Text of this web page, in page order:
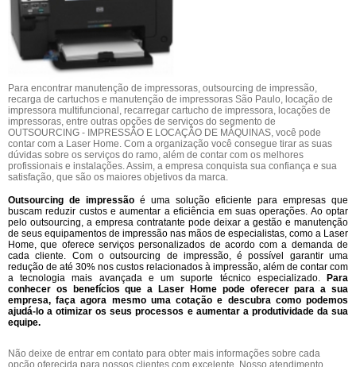
Para encontrar manutenção de impressoras, outsourcing de impressão,
recarga de cartuchos e manutenção de impressoras São Paulo, locação de
impressora multifuncional, recarregar cartucho de impressora, locações de
impressoras, entre outras opções de serviços do segmento de
OUTSOURCING - IMPRESSÃO E LOCAÇÃO DE MÁQUINAS, você pode
contar com a Laser Home. Com a organização você consegue tirar as suas
dúvidas sobre os serviços do ramo, além de contar com os melhores
profissionais e instalações. Assim, a empresa conquista sua confiança e sua
satisfação, que são os maiores objetivos da marca.
Outsourcing de impressão é uma solução eficiente para empresas que
buscam reduzir custos e aumentar a eficiência em suas operações. Ao optar
pelo outsourcing, a empresa contratante pode deixar a gestão e manutenção
de seus equipamentos de impressão nas mãos de especialistas, como a Laser
Home, que oferece serviços personalizados de acordo com a demanda de
cada cliente. Com o outsourcing de impressão, é possível garantir uma
redução de até 30% nos custos relacionados à impressão, além de contar com
a tecnologia mais avançada e um suporte técnico especializado. Para
conhecer os benefícios que a Laser Home pode oferecer para a sua
empresa, faça agora mesmo uma cotação e descubra como podemos
ajudá-lo a otimizar os seus processos e aumentar a produtividade da sua
equipe.
Não deixe de entrar em contato para obter mais informações sobre cada
opção oferecida para nossos clientes com excelente. Nosso atendimento